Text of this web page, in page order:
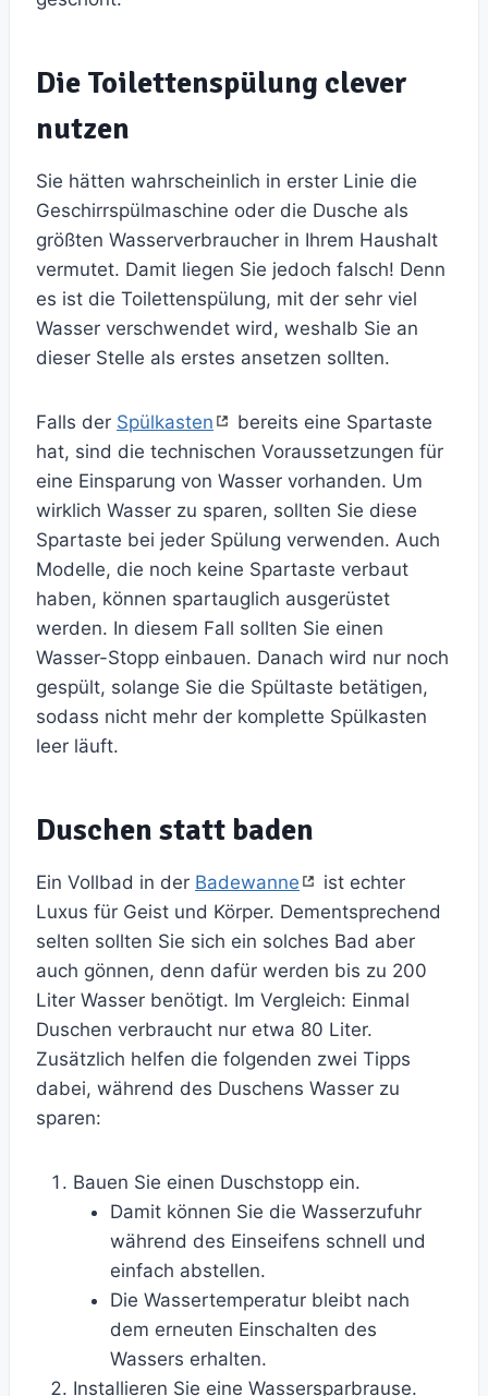
Die Toilettenspülung clever
nutzen
Sie hätten wahrscheinlich in erster Linie die
Geschirrspülmaschine oder die Dusche als
größten Wasserverbraucher in Ihrem Haushalt
vermutet. Damit liegen Sie jedoch falsch! Denn
es ist die Toilettenspülung, mit der sehr viel
Wasser verschwendet wird, weshalb Sie an
dieser Stelle als erstes ansetzen sollten.
Falls der Spülkasten
bereits eine Spartaste
hat, sind die technischen Voraussetzungen für
eine Einsparung von Wasser vorhanden. Um
wirklich Wasser zu sparen, sollten Sie diese
Spartaste bei jeder Spülung verwenden. Auch
Modelle, die noch keine Spartaste verbaut
haben, können spartauglich ausgerüstet
werden. In diesem Fall sollten Sie einen
Wasser-Stopp einbauen. Danach wird nur noch
gespült, solange Sie die Spültaste betätigen,
sodass nicht mehr der komplette Spülkasten
leer läuft.
Duschen statt baden
Ein Vollbad in der Badewanne
ist echter
Luxus für Geist und Körper. Dementsprechend
selten sollten Sie sich ein solches Bad aber
auch gönnen, denn dafür werden bis zu 200
Liter Wasser benötigt. Im Vergleich: Einmal
Duschen verbraucht nur etwa 80 Liter.
Zusätzlich helfen die folgenden zwei Tipps
dabei, während des Duschens Wasser zu
sparen:
Bauen Sie einen Duschstopp ein.
Damit können Sie die Wasserzufuhr
während des Einseifens schnell und
einfach abstellen.
Die Wassertemperatur bleibt nach
dem erneuten Einschalten des
Wassers erhalten.
Installieren Sie eine Wassersparbrause.